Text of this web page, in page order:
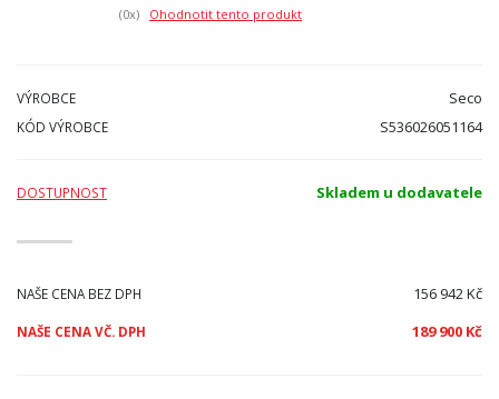
(0x) Ohodnotit tento produkt
VÝROBCE Seco
KÓD VÝROBCE S536026051164
DOSTUPNOST Skladem u dodavatele
NAŠE CENA BEZ DPH 156 942 Kč
NAŠE CENA VČ. DPH 189 900 Kč